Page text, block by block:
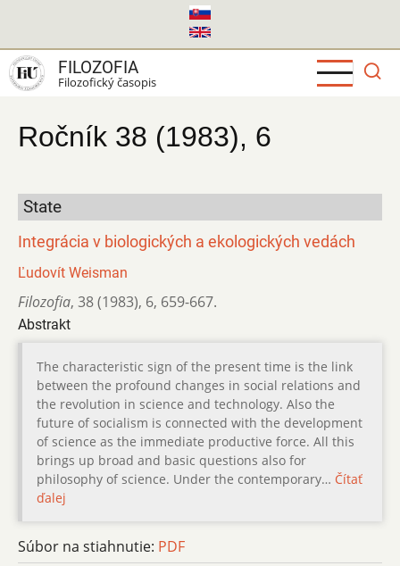
hlavný
obsah
FILOZOFIA
Filozofický časopis
Ročník 38 (1983), 6
State
Integrácia v biologických a ekologických vedách
Ľudovít Weisman
Filozofia, 38 (1983), 6, 659-667.
Abstrakt
The characteristic sign of the present time is the link
between the profound changes in social relations and
the revolution in science and technology. Also the
future of socialism is connected with the development
of science as the immediate productive force. All this
brings up broad and basic questions also for
philosophy of science. Under the contemporary… Čítať
ďalej
Súbor na stiahnutie: PDF